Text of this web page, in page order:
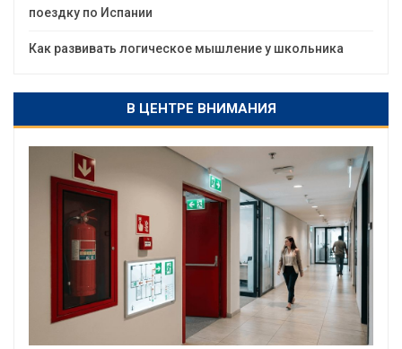
поездку по Испании
Как развивать логическое мышление у школьника
В ЦЕНТРЕ ВНИМАНИЯ